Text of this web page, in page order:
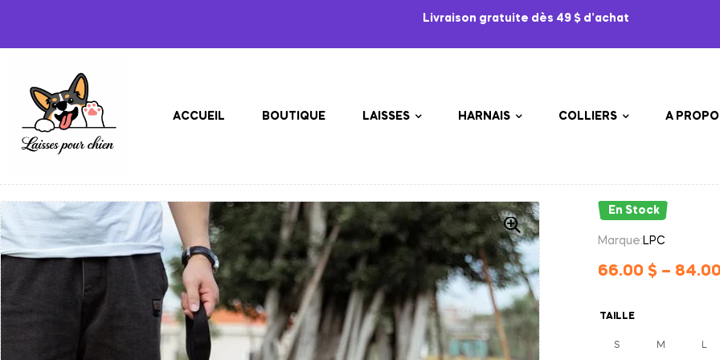
Livraison gratuite dès 49 $ d’achat
ACCUEIL BOUTIQUE LAISSES HARNAIS COLLIERS A
En Stock
Marque: LPC
66.00 $ – 84.00
TAILLE
S M L